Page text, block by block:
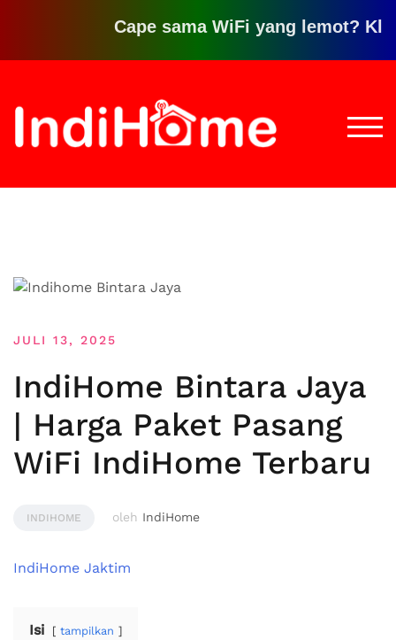
Cape sama WiFi yang lemot? Klik
konten
JULI 13, 2025
IndiHome Bintara Jaya
| Harga Paket Pasang
WiFi IndiHome Terbaru
INDIHOME oleh IndiHome
IndiHome Jaktim
Isi tampilkan